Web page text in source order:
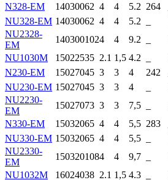
N328-EM
14030062 4 4 5.2 264
NU328-EM 14030062 4 4 5.2
NU2328-
EM
1403001024 4 9.2
NU1030M
15022535 2.1 1,5 4.2
N230-EM
15027045 3 3 4 242
NU230-EM 15027045 3 3 4
NU2230-
EM
15027073 3 3 7,5
N330-EM
15032065 4 4 5,5 283
NU330-EM 15032065 4 4 5,5
NU2330-
EM
1503201084 4 9,7
NU1032M
16024038 2.1 1,5 4.3